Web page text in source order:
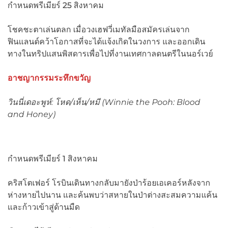
กำหนดพรีเมียร์ 25 สิงหาคม
โชคชะตาเล่นตลก เมื่อวงเฮฟวี่เมทัลมือสมัครเล่นจาก
ฟินแลนด์คว้าโอกาสที่จะได้แจ้งเกิดในวงการ และออกเดิน
ทางในทริปแสนพิสดารเพื่อไปที่งานเทศกาลดนตรีในนอร์เวย์
อาชญากรรมระทึกขวัญ
วินนี่เดอะพูห์: โหด/เห็น/หมี (Winnie the Pooh: Blood
and Honey)
กำหนดพรีเมียร์ 1 สิงหาคม
คริสโตเฟอร์ โรบินเดินทางกลับมายังป่าร้อยเอเคอร์หลังจาก
ห่างหายไปนาน และค้นพบว่าสหายในป่าต่างสะสมความแค้น
และก้าวเข้าสู่ด้านมืด